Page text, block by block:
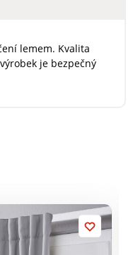
lemem. Kvalita
je bezpečný